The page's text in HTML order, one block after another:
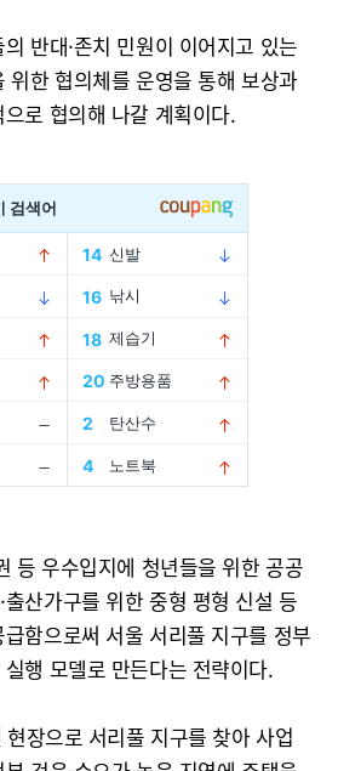
반대·존치 민원이 이어지고 있는
위한 협의체를 운영을 통해 보상과
로 협의해 나갈 계획이다.
등 우수입지에 청년들을 위한 공공
산가구를 위한 중형 평형 신설 등
함으로써 서울 서리풀 지구를 정부
행 모델로 만든다는 전략이다.
장으로 서리풀 지구를 찾아 사업